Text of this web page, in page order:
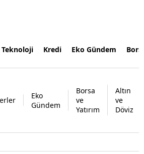
Teknoloji Kredi Eko Gündem
Eko
Gündem
Borsa
ve
Yatırım
Altın
ve
Döviz